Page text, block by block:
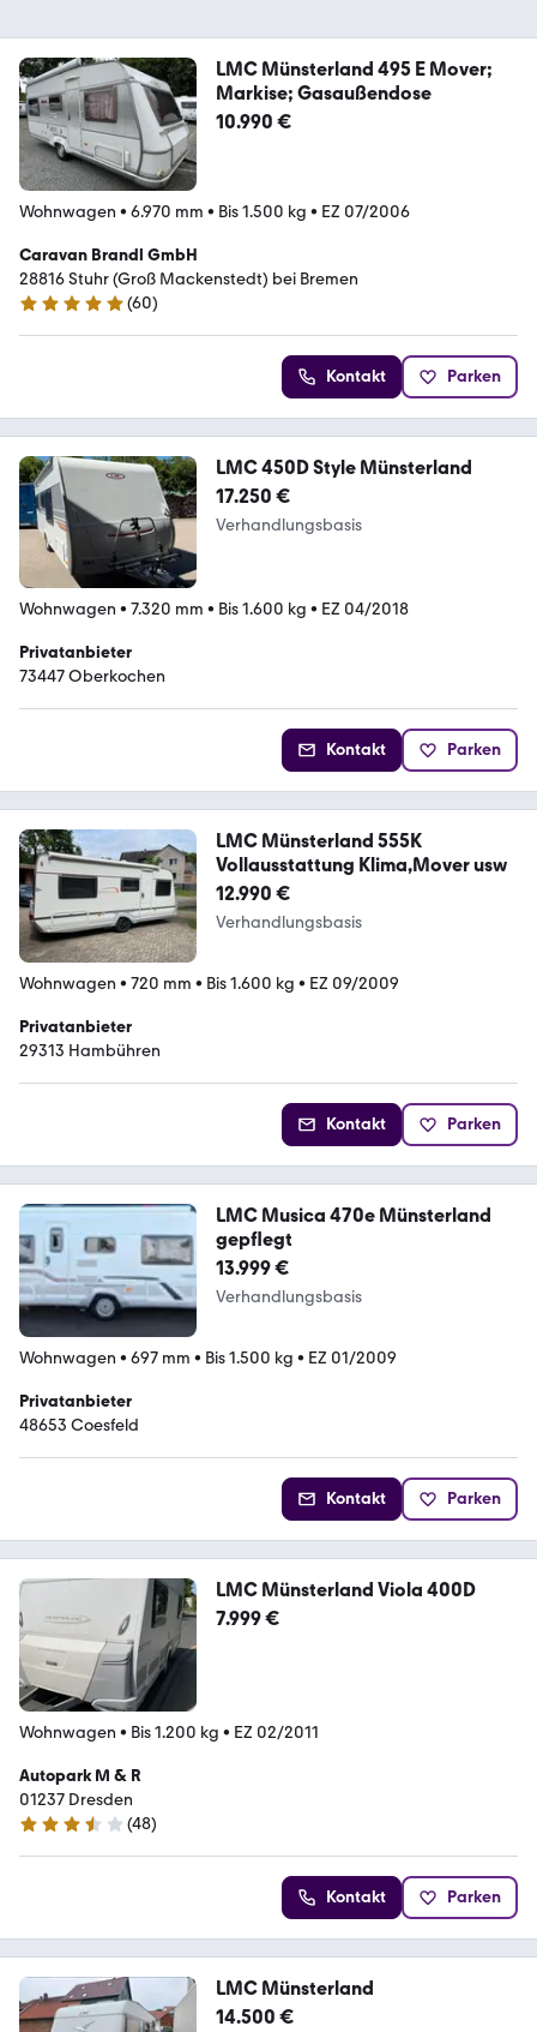
LMC Münsterland 495 E Mover;
Markise; Gasaußendose
10.990 €
Wohnwagen • 6.970 mm • Bis 1.500 kg • EZ 07/2006
Caravan Brandl GmbH
28816 Stuhr (Groß Mackenstedt) bei Bremen
4.8 Sterne
(60)
Kontakt Parken
LMC 450D Style Münsterland
17.250 €
Verhandlungsbasis
Wohnwagen • 7.320 mm • Bis 1.600 kg • EZ 04/2018
Privatanbieter
73447 Oberkochen
Kontakt Parken
LMC Münsterland 555K
Vollausstattung Klima,Mover usw
12.990 €
Verhandlungsbasis
Wohnwagen • 720 mm • Bis 1.600 kg • EZ 09/2009
Privatanbieter
29313 Hambühren
Kontakt Parken
LMC Musica 470e Münsterland
gepflegt
13.999 €
Verhandlungsbasis
Wohnwagen • 697 mm • Bis 1.500 kg • EZ 01/2009
Privatanbieter
48653 Coesfeld
Kontakt Parken
LMC Münsterland Viola 400D
7.999 €
Wohnwagen • Bis 1.200 kg • EZ 02/2011
Autopark M & R
01237 Dresden
3.7 Sterne
(48)
Kontakt Parken
LMC Münsterland
14.500 €